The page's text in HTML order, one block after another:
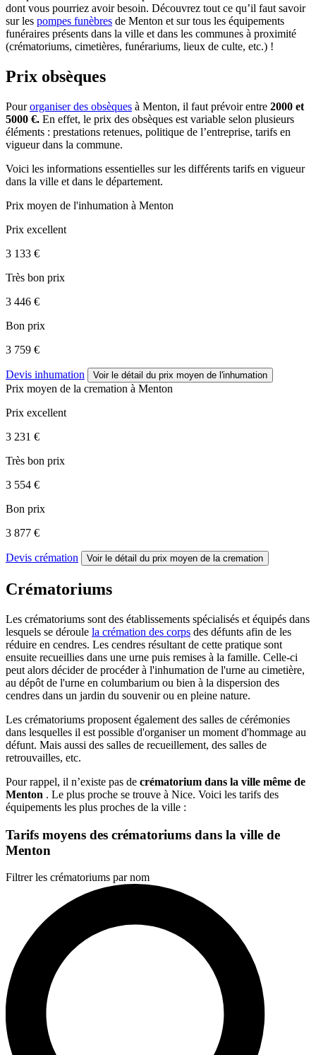
dont vous pourriez avoir besoin. Découvrez tout ce qu’il faut savoir
sur les pompes funèbres de Menton et sur tous les équipements
funéraires présents dans la ville et dans les communes à proximité
(crématoriums, cimetières, funérariums, lieux de culte, etc.) !
Prix obsèques
Pourorganiser des obsèques à Menton, il faut prévoir entre 2000 et
5000 €. En effet, le prix des obsèques est variable selon plusieurs
éléments : prestations retenues, politique de l’entreprise, tarifs en
vigueur dans la commune.
Voici les informations essentielles sur les différents tarifs en vigueur
dans la ville et dans le département.
Prix moyen de l'inhumation à Menton
Prix excellent
3 133 €
Très bon prix
3 446 €
Bon prix
3 759 €
Devis inhumation Voir le détail du prix moyen de l'inhumation
Prix moyen de la cremation à Menton
Prix excellent
3 231 €
Très bon prix
3 554 €
Bon prix
3 877 €
Devis crémation Voir le détail du prix moyen de la cremation
Crématoriums
Les crématoriums sont des établissements spécialisés et équipés dans
lesquels se déroule la crémation des corps des défunts afin de les
réduire en cendres. Les cendres résultant de cette pratique sont
ensuite recueillies dans une urne puis remises à la famille. Celle-ci
peut alors décider de procéder à l'inhumation de l'urne au cimetière,
au dépôt de l'urne en columbarium ou bien à la dispersion des
cendres dans un jardin du souvenir ou en pleine nature.
Les crématoriums proposent également des salles de cérémonies
dans lesquelles il est possible d'organiser un moment d'hommage au
défunt. Mais aussi des salles de recueillement, des salles de
retrouvailles, etc.
Pour rappel, il n’existe pas de crématorium dans la ville même de
Menton . Le plus proche se trouve à Nice. Voici les tarifs des
équipements les plus proches de la ville :
Tarifs moyens des crématoriums dans la ville de
Menton
Filtrer les crématoriums par nom